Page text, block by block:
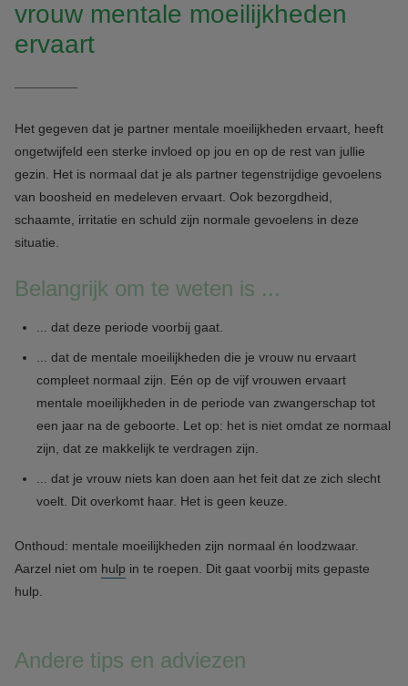
vrouw mentale moeilijkheden
ervaart
Het gegeven dat je partner mentale moeilijkheden ervaart, heeft
ongetwijfeld een sterke invloed op jou en op de rest van jullie
gezin. Het is normaal dat je als partner tegenstrijdige gevoelens
van boosheid en medeleven ervaart. Ook bezorgdheid,
schaamte, irritatie en schuld zijn normale gevoelens in deze
situatie.
Belangrijk om te weten is ...
... dat deze periode voorbij gaat.
... dat de mentale moeilijkheden die je vrouw nu ervaart
compleet normaal zijn. Eén op de vijf vrouwen ervaart
mentale moeilijkheden in de periode van zwangerschap tot
een jaar na de geboorte. Let op: het is niet omdat ze normaal
zijn, dat ze makkelijk te verdragen zijn.
... dat je vrouw niets kan doen aan het feit dat ze zich slecht
voelt. Dit overkomt haar. Het is geen keuze.
Onthoud: mentale moeilijkheden zijn normaal én loodzwaar.
Aarzel niet om hulp in te roepen. Dit gaat voorbij mits gepaste
hulp.
Andere tips en adviezen